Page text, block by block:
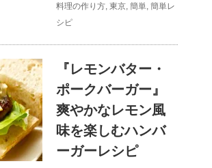
料理の作り方, 東京, 簡単, 簡単レ
シピ
『レモンバター・
ポークバーガー』
爽やかなレモン風
味を楽しむハンバ
ーガーレシピ